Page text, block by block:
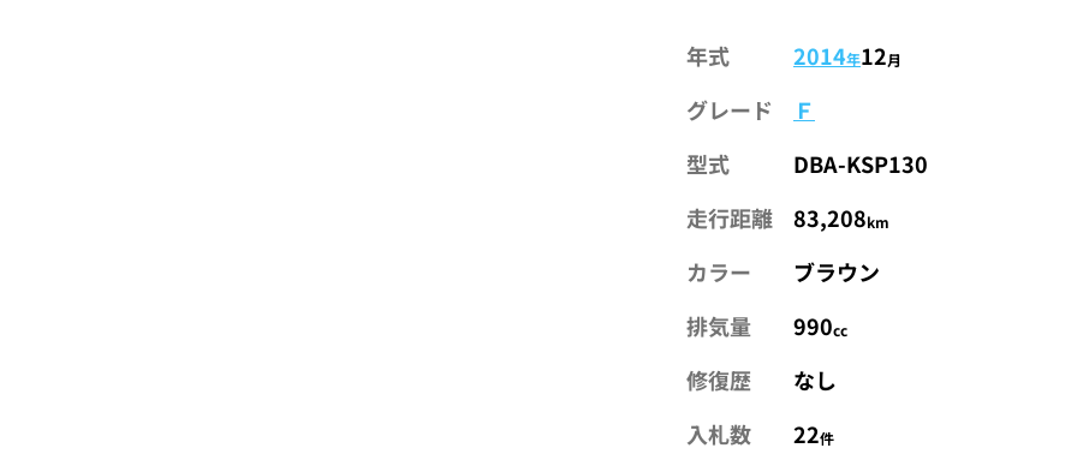
年式 2014年12月
グレード
Ｆ
型式
DBA-KSP130
走行距離
83,208km
カラー
ブラウン
排気量
990cc
修復歴
なし
入札数
22件